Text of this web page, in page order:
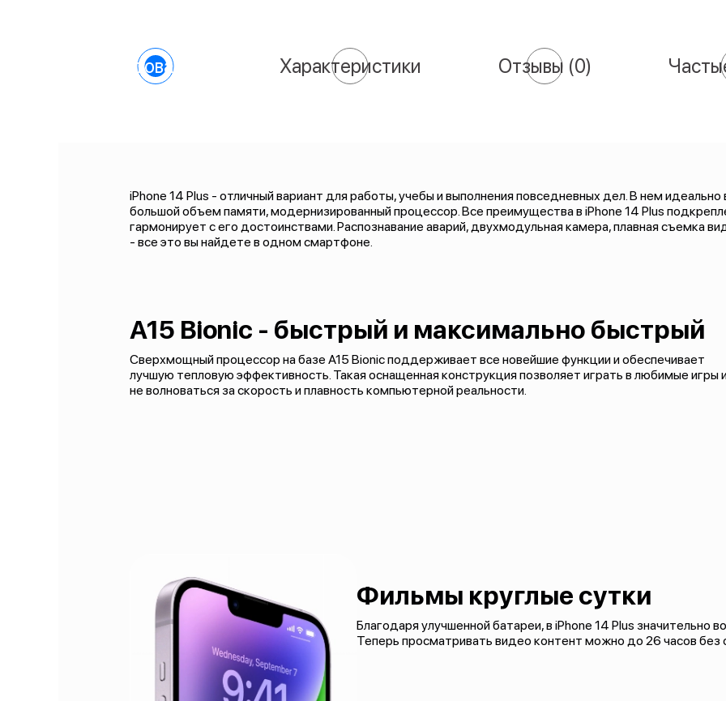
О товаре Характеристики Отзывы (0)
iPhone 14 Plus - отличный вариант для работы, учебы и выполнения повседневных дел. В нем
большой объем памяти, модернизированный процессор. Все преимущества в iPhone 14 Plus
гармонирует с его достоинствами. Распознавание аварий, двухмодульная камера, плавная съемка
- все это вы найдете в одном смартфоне.
A15 Bionic - быстрый и максимально быстрый
Сверхмощный процессор на базе A15 Bionic поддерживает все новейшие функции и обеспечивает
лучшую тепловую эффективность. Такая оснащенная конструкция позволяет играть в любимые игры
не волноваться за скорость и плавность компьютерной реальности.
Фильмы круглые сутки
Благодаря улучшенной батареи, в iPhone 14 Plus значительно
Теперь просматривать видео контент можно до 26 часов без